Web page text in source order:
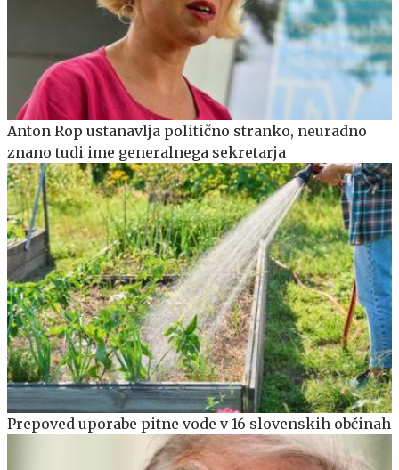
Anton Rop ustanavlja politično stranko, neuradno
znano tudi ime generalnega sekretarja
Prepoved uporabe pitne vode v 16 slovenskih občinah